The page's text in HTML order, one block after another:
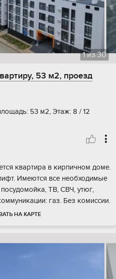
1из30
53 м2, проезд
53 м2, Этаж: 8 / 12
квартира в кирпичном доме.
Имеются все необходимые
ТВ, СВЧ, утюг,
газ. Без комиссии.
НА КАРТЕ